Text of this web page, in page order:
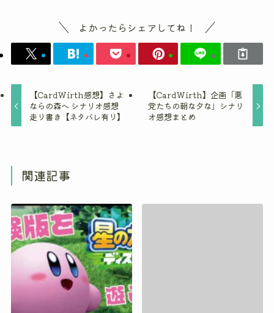
よかったらシェアしてね！
【CardWirth感想】さよ
ならの森へ シナリオ感想
走り書き【ネタバレ有り】
【CardWirth】企画「悪
党たちの朝な夕な」シナリ
オ感想まとめ
関連記事